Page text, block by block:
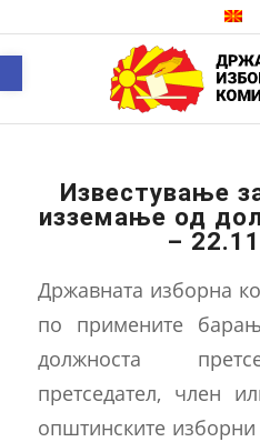
Известување
изземање од
–
Државната изборна
по примените
должноста
претседател, член
општинските
Open toolbar